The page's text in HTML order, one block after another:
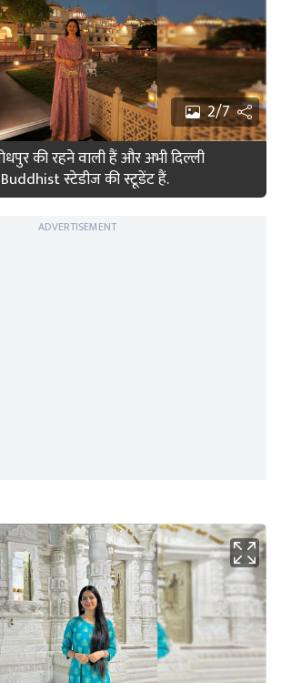
2/7
की रहने वाली हैं और अभी दिल्ली
Buddhist स्टेडीज की स्टूडेंट हैं.
ADVERTISEMENT